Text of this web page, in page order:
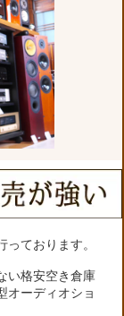
ております。
い格安空き倉庫
オーディオショ